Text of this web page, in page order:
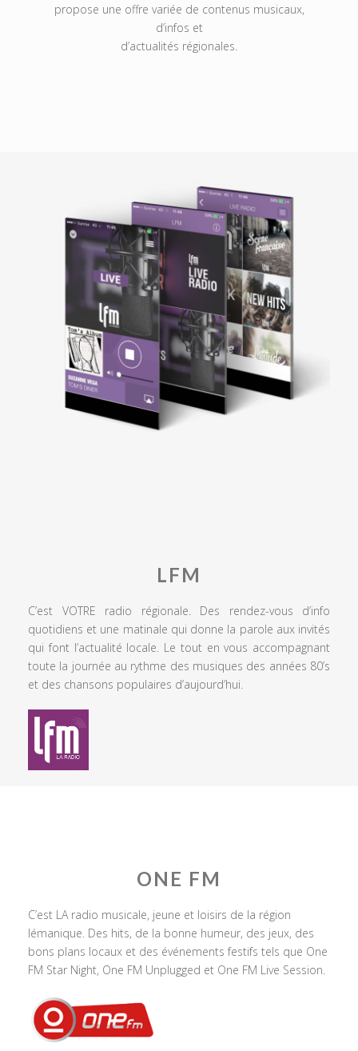
propose une offre variée de contenus musicaux,
d’infos et
d’actualités régionales.
LFM
C’est VOTRE radio régionale. Des rendez-vous d’info
quotidiens et une matinale qui donne la parole aux invités
qui font l’actualité locale. Le tout en vous accompagnant
toute la journée au rythme des musiques des années 80’s
et des chansons populaires d’aujourd’hui.
ONE FM
C’est LA radio musicale, jeune et loisirs de la région
lémanique. Des hits, de la bonne humeur, des jeux, des
bons plans locaux et des événements festifs tels que One
FM Star Night, One FM Unplugged et One FM Live Session.